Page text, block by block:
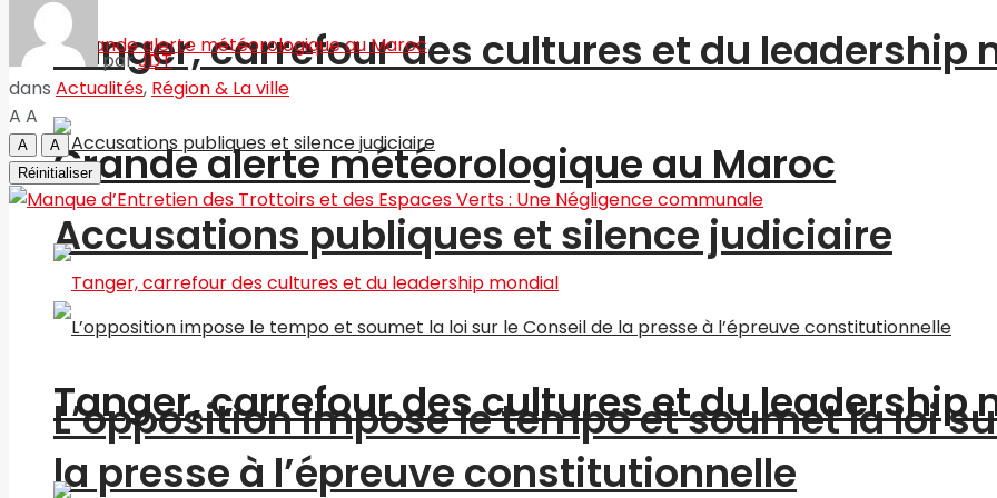
Tanger, carrefour des cultures et du leadership
Accusations publiques et silence judiciaire
L’opposition impose le tempo et soumet la loi
la presse à l’épreuve constitutionnelle
Grande alerte météorologique au Maroc
Tanger, carrefour des cultures et du leadership
parJDT
dans Actualités, Région & La ville
A A
A
A
Réinitialiser